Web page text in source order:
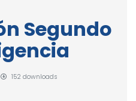
Segundo
152 downloads